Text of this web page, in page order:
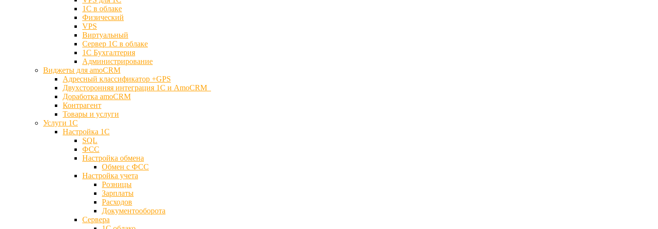
1С в облаке
Физический
VPS
Виртуальный
Сервер 1С в облаке
1С Бухгалтерия
Администрирование
Виджеты для amoCRM
Адресный классификатор +GPS
Двухсторонняя интеграция 1С и AmoCRM
Доработка amoCRM
Контрагент
Товары и услуги
Услуги 1С
Настройка 1С
SQL
ФСС
Настройка обмена
Обмен с ФСС
Настройка учета
Розницы
Зарплаты
Расходов
Документооборота
Сервера